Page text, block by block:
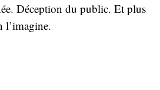
Déception du public. Et plus
l’imagine.